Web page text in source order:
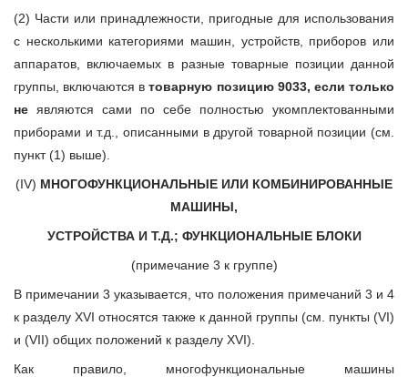
(2) Части или принадлежности, пригодные для использования
с несколькими категориями машин, устройств, приборов или
аппаратов, включаемых в разные товарные позиции данной
группы, включаются втоварную позицию 9033, если только
не являются сами по себе полностью укомплектованными
приборами и т.д., описанными в другой товарной позиции (см.
пункт (1) выше).
(IV) МНОГОФУНКЦИОНАЛЬНЫЕ ИЛИ КОМБИНИРОВАННЫЕ
МАШИНЫ,
УСТРОЙСТВА И Т.Д.; ФУНКЦИОНАЛЬНЫЕ БЛОКИ
(примечание 3 к группе)
В примечании 3 указывается, что положения примечаний 3 и 4
к разделу XVI относятся также к данной группы (см. пункты (VI)
и (VII) общих положений к разделу XVI).
Как правило, многофункциональные машины